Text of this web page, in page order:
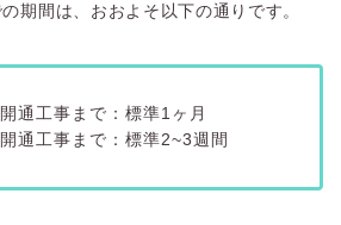
期間は、おおよそ以下の通りです。
通工事まで：標準1ヶ月
通工事まで：標準2~3週間